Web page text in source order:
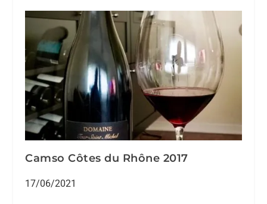
Camso Côtes du Rhône 2017⁠
17/06/2021